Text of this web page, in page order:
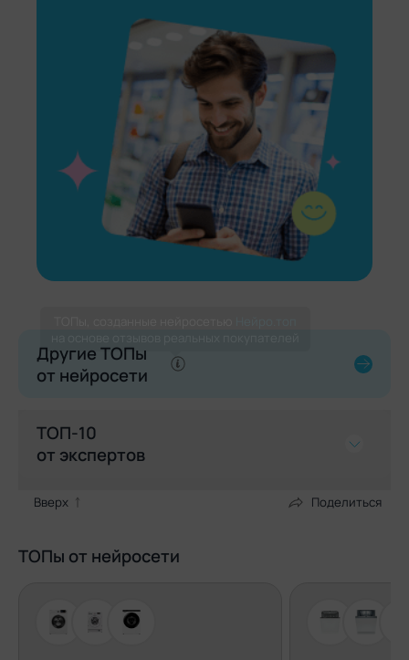
ТОП-10
от экспертов
Другие ТОПы
от нейросети
Вверх Поделиться
ТОПы от нейросети